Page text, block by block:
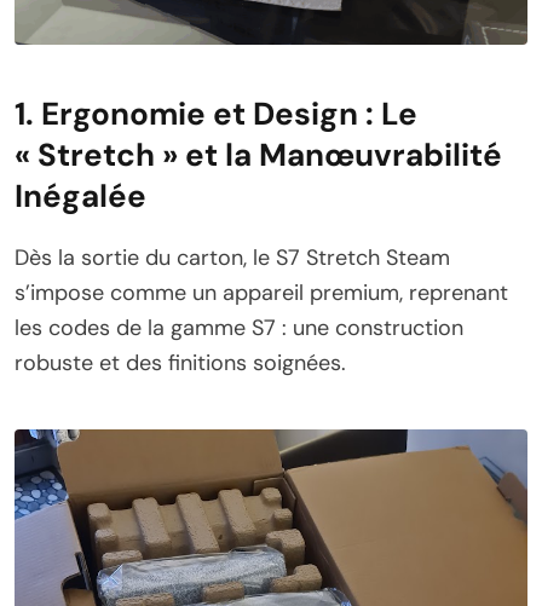
1. Ergonomie et Design : Le
« Stretch » et la Manœuvrabilité
Inégalée
Dès la sortie du carton, le S7 Stretch Steam
s’impose comme un appareil premium, reprenant
les codes de la gamme S7 : une construction
robuste et des finitions soignées.